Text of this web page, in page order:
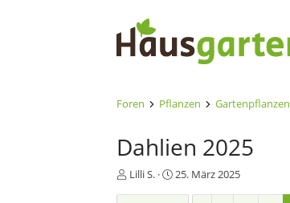
Foren Pflanzen Gartenpflanzen
Dahlien 2025
ELilli S.
E
25. März 2025